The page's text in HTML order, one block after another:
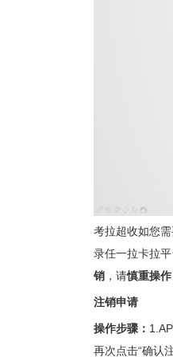
考拉超收如您
录任一拉卡拉
销，请慎重操作
注销申请
操作步骤：
再次点击“确认